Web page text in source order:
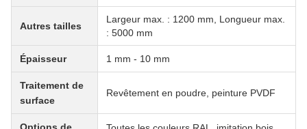
Autres tailles
Largeur max. : 1200 mm, Longueur max.
: 5000 mm
Épaisseur 1 mm - 10 mm
Traitement de
surface
Revêtement en poudre, peinture PVDF